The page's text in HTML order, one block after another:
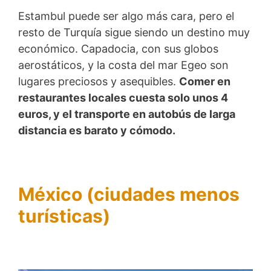
Estambul puede ser algo más cara, pero el
resto de Turquía sigue siendo un destino muy
económico. Capadocia, con sus globos
aerostáticos, y la costa del mar Egeo son
lugares preciosos y asequibles. Comer en
restaurantes locales cuesta solo unos 4
euros, y el transporte en autobús de larga
distancia es barato y cómodo.
México (ciudades menos
turísticas)